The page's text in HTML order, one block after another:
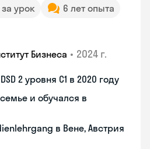
за урок
6 лет опыта
Бизнеса • 2024 г.
2 уровня С1 в 2020 году
и обучался в
в Вене, Австрия